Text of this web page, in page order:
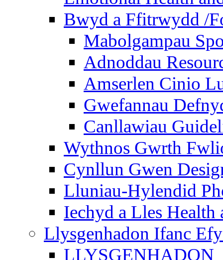
Bwyd a Ffitrwydd /
Mabolgampau
Adnoddau
Amserlen Cinio
Gwefannau
Canllawiau
Wythnos Gwrth
Cynllun Gwen
Lluniau-Hylendid
Iechyd a Lles Health
Llysgenhadon Ifanc
LLYSGENHADON